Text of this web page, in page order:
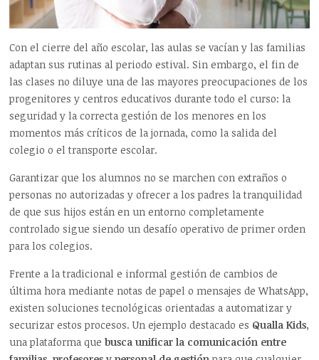
Con el cierre del año escolar, las aulas se vacían y las familias
adaptan sus rutinas al periodo estival. Sin embargo, el fin de
las clases no diluye una de las mayores preocupaciones de los
progenitores y centros educativos durante todo el curso: la
seguridad y la correcta gestión de los menores en los
momentos más críticos de la jornada, como la salida del
colegio o el transporte escolar.
Garantizar que los alumnos no se marchen con extraños o
personas no autorizadas y ofrecer a los padres la tranquilidad
de que sus hijos están en un entorno completamente
controlado sigue siendo un desafío operativo de primer orden
para los colegios.
Frente a la tradicional e informal gestión de cambios de
última hora mediante notas de papel o mensajes de WhatsApp,
existen soluciones tecnológicas orientadas a automatizar y
securizar estos procesos. Un ejemplo destacado es Qualla Kids,
una plataforma quebusca unificar la comunicación entre